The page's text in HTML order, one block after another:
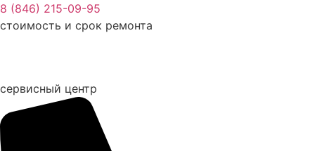
Перейти
к
8 (846) 215-09-95
стоимость и срок ремонта
сервисный центр